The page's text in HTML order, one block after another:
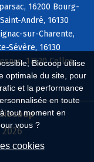
Biocoop utilise
optimale du site, pour
et la performance
en toute
tout moment en
vous ?
cookies
16200 Bourg-
André, 16130
sur-Charente,
Sévère, 16130
17520 Celles,